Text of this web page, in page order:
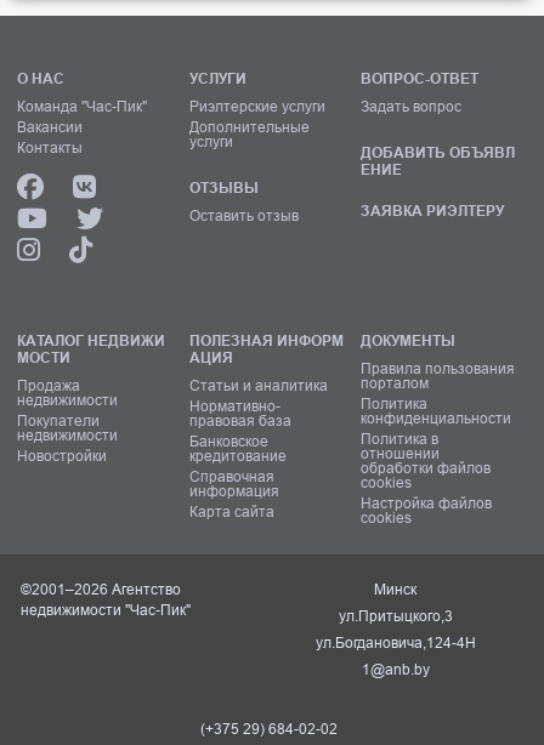
О НАС
Команда "Час-Пик"
Вакансии
Контакты
УСЛУГИ
Риэлтерские услуги
Дополнительные
услуги
ОТЗЫВЫ
Оставить отзыв
ВОПРОС-ОТВЕТ
Задать вопрос
ДОБАВИТЬ ОБЪЯВЛ
ЕНИЕ
ЗАЯВКА РИЭЛТЕРУ
КАТАЛОГ НЕДВИЖИ
МОСТИ
Продажа
недвижимости
Покупатели
недвижимости
Новостройки
ПОЛЕЗНАЯ ИНФОРМ
АЦИЯ
Статьи и аналитика
Нормативно-
правовая база
Банковское
кредитование
Справочная
информация
Карта сайта
ДОКУМЕНТЫ
Правила пользования
порталом
Политика
конфиденциальности
Политика в
отношении
обработки файлов
cookies
Настройка файлов
cookies
©2001–2026 Агентство
недвижимости "Час-Пик"
Минск
ул.Притыцкого,3
ул.Богдановича,124-4Н
1@anb.by
(+375 29) 684-02-02